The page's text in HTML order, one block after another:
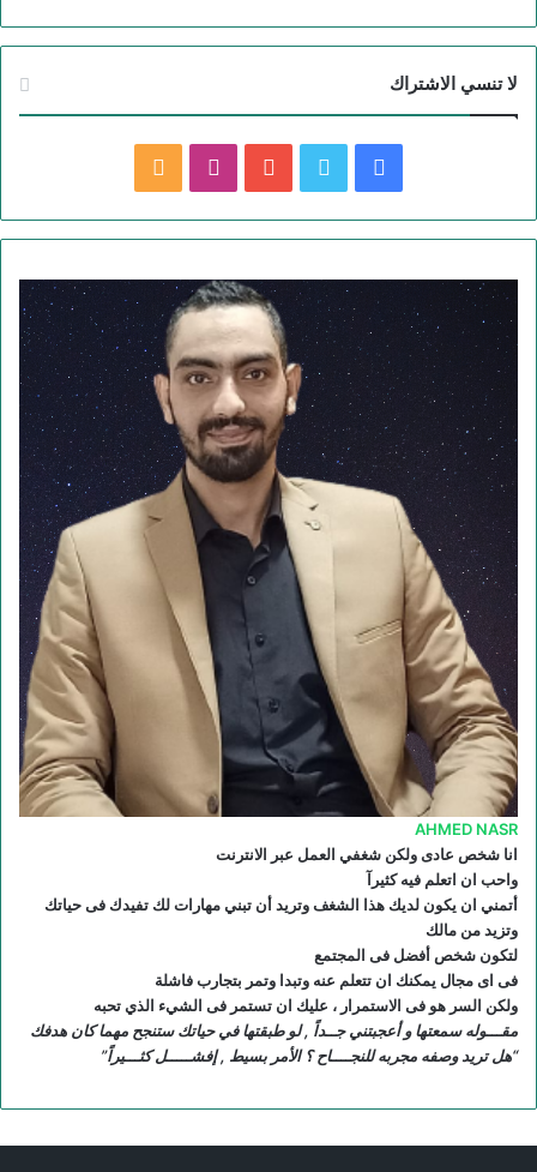
لا تنسي الاشتراك
ي
و
ك
و
ت
ر
و
ي
و
ب
ن
ت
ق
ر
ا
م
ل
ص
ا
ل
م
و
ق
AHMED NASR
انا شخص عادى ولكن شغفي العمل عبر الانترنت
واحب ان اتعلم فيه كثيرآ
أتمني ان يكون لديك هذا الشغف وتريد أن تبني مهارات لك تفيدك فى حياتك
وتزيد من مالك
لتكون شخص أفضل فى المجتمع
فى اى مجال يمكنك ان تتعلم عنه وتبدا وتمر بتجارب فاشلة
ولكن السر هو فى الاستمرار ، عليك ان تستمر فى الشيء الذي تحبه
مقـــوله سمعتها و أعجبتني جــداً , لو طبقتها في حياتك ستنجح مهما كان هدفك
“هل تريد وصفه مجربه للنجــــاح ؟ الأمر بسيط , إفشـــــل كثـــيراً”